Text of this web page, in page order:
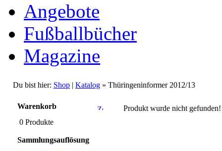
Angebote
Fußballbücher
Magazine
Du bist hier: Shop | Katalog » Thüringeninformer 2012/13
Warenkorb
0 Produkte
Sammlungsauflösung
Produkt wurde nicht gefunden!